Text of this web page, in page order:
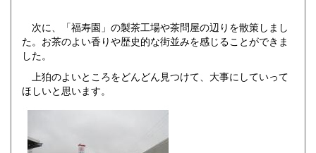
次に、「福寿園」の製茶工場や茶問屋の辺りを散策しまし
た。お茶のよい香りや歴史的な街並みを感じることができま
した。
上狛のよいところをどんどん見つけて、大事にしていって
ほしいと思います。